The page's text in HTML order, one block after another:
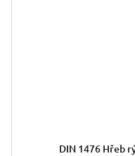
DIN 1476 Hřeb